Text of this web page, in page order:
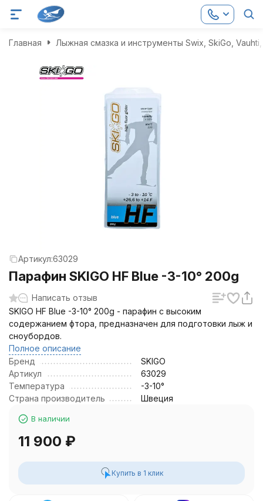
Главная Лыжная смазка и инструменты Swix, SkiGo,
Артикул:63029
Парафин SKIGO HF Blue -3-10° 200g
Написать отзыв
SKIGO HF Blue -3-10° 200g - парафин с высоким
содержанием фтора, предназначен для подготовки лыж и
сноубордов.
Полное описание
Бренд
SKIGO
Артикул
63029
Температура
-3-10°
Страна производитель
Швеция
В наличии
11 900 ₽
Купить в 1 клик